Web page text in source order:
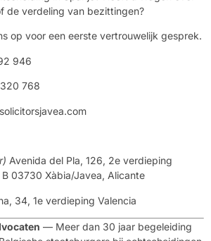
de verdeling van bezittingen?
op voor een eerste vertrouwelijk gesprek.
946
768
Avenida del Pla, 126, 2e verdieping
03730 Xàbia/Javea, Alicante
34, 1e verdieping Valencia
— Meer dan 30 jaar begeleiding